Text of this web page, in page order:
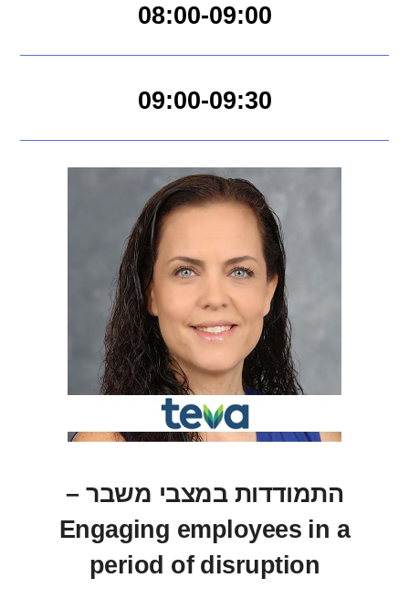
08:00-09:00
09:00-09:30
התמודדות במצבי משבר –
Engaging employees in a
period of disruption